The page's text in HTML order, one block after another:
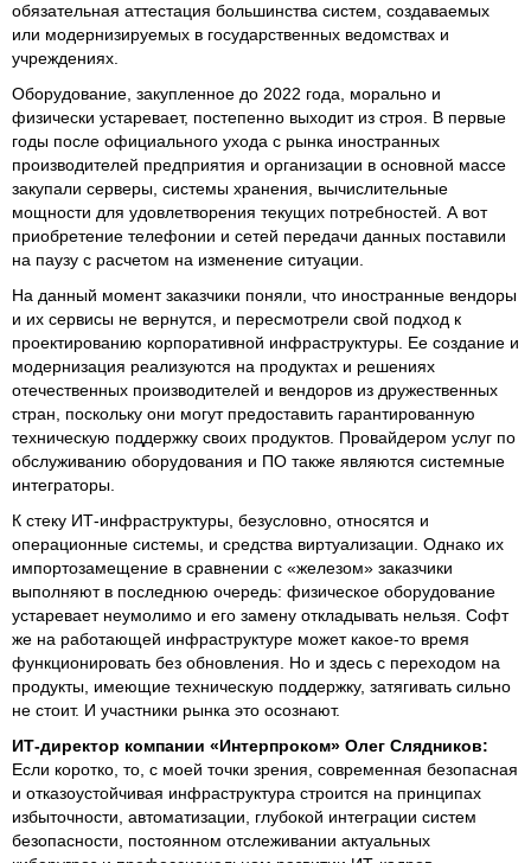
обязательная аттестация большинства систем, создаваемых
или модернизируемых в государственных ведомствах и
учреждениях.
Оборудование, закупленное до 2022 года, морально и
физически устаревает, постепенно выходит из строя. В первые
годы после официального ухода с рынка иностранных
производителей предприятия и организации в основной массе
закупали серверы, системы хранения, вычислительные
мощности для удовлетворения текущих потребностей. А вот
приобретение телефонии и сетей передачи данных поставили
на паузу с расчетом на изменение ситуации.
На данный момент заказчики поняли, что иностранные вендоры
и их сервисы не вернутся, и пересмотрели свой подход к
проектированию корпоративной инфраструктуры. Ее создание и
модернизация реализуются на продуктах и решениях
отечественных производителей и вендоров из дружественных
стран, поскольку они могут предоставить гарантированную
техническую поддержку своих продуктов. Провайдером услуг по
обслуживанию оборудования и ПО также являются системные
интеграторы.
К стеку ИТ-инфраструктуры, безусловно, относятся и
операционные системы, и средства виртуализации. Однако их
импортозамещение в сравнении с «железом» заказчики
выполняют в последнюю очередь: физическое оборудование
устаревает неумолимо и его замену откладывать нельзя. Софт
же на работающей инфраструктуре может какое-то время
функционировать без обновления. Но и здесь с переходом на
продукты, имеющие техническую поддержку, затягивать сильно
не стоит. И участники рынка это осознают.
ИТ-директор компании «Интерпроком» Олег Слядников:
Если коротко, то, с моей точки зрения, современная безопасная
и отказоустойчивая инфраструктура строится на принципах
избыточности, автоматизации, глубокой интеграции систем
безопасности, постоянном отслеживании актуальных